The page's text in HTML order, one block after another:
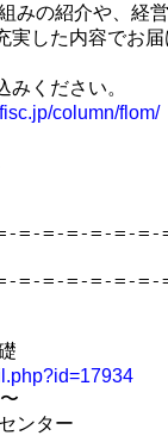
みの紹介や、経
実した内容でお
ください。
column/flom/
=-=-=-=-=-
=-=-=-=-=-
ンター